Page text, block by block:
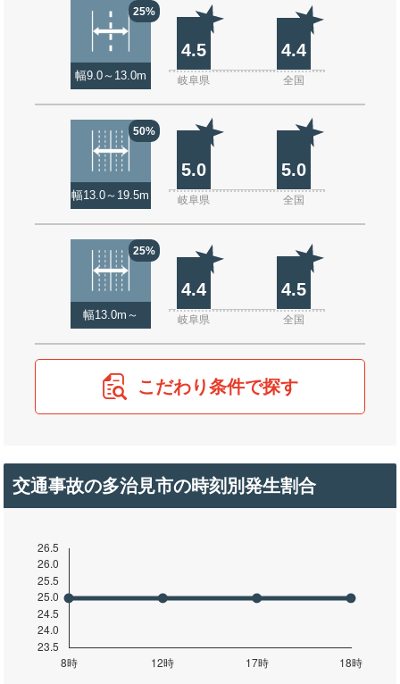
25%
幅9.0～13.0m
4.5 4.4
岐阜県 全国
50%
幅13.0～19.5m
5.0 5.0
岐阜県 全国
25%
幅13.0m～
4.4 4.5
岐阜県 全国
こだわり条件で探す
交通事故の多治見市の時刻別発生割合